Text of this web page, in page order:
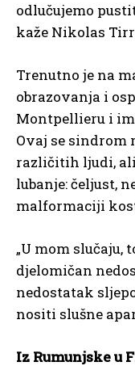
odlučujemo
kaže Nikolas
Trenutno je na
obrazovanja i
Montpellieru i
Ovaj se
različitih ljudi,
lubanje: čeljust,
malformaciji
„U mom
djelomičan
nedostatak
nositi slušne
Iz Rumunjske u